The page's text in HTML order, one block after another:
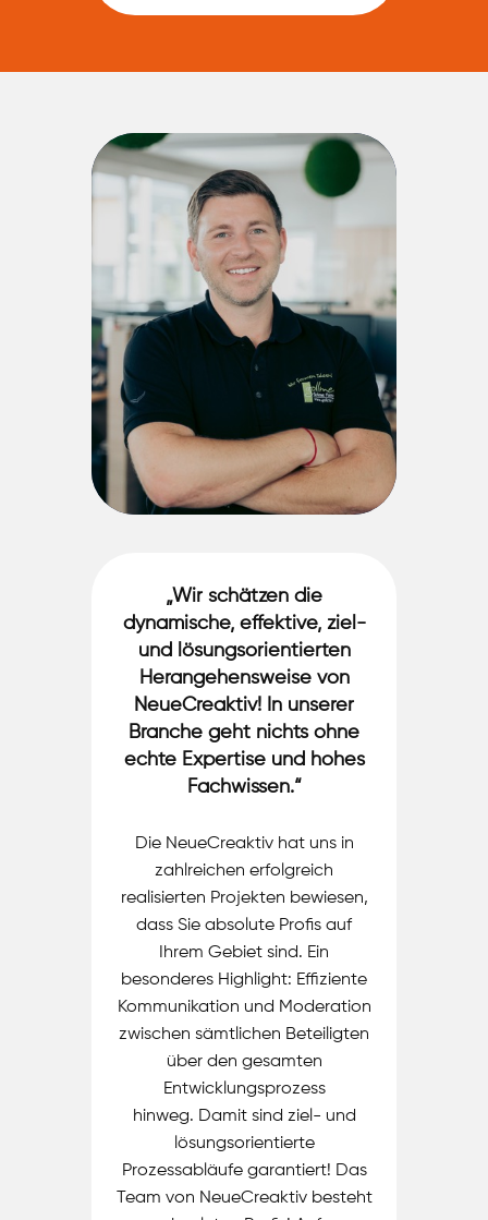
„​Wir schätzen die
dynamische, effektive, ziel-
und lösungsorientierten
Herangehensweise von
NeueCreaktiv! In unserer
Branche geht nichts ohne
echte Expertise und hohes
Fachwissen.“
Die NeueCreaktiv hat uns in
zahlreichen erfolgreich
realisierten Projekten bewiesen,
dass Sie absolute Profis auf
Ihrem Gebiet sind. Ein
besonderes Highlight: Effiziente
Kommunikation und Moderation
zwischen sämtlichen Beteiligten
über den gesamten
Entwicklungsprozess
hinweg. Damit sind ziel- und
lösungsorientierte
Prozessabläufe garantiert! Das
Team von NeueCreaktiv besteht